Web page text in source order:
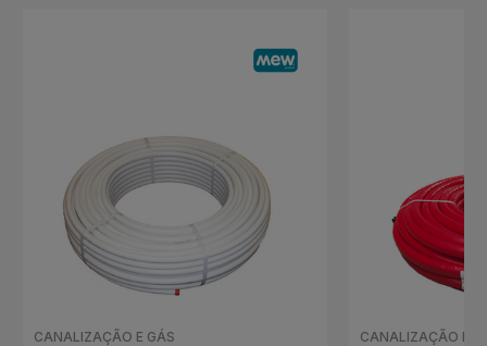
CANALIZAÇÃO E GÁS CANALIZAÇÃO E